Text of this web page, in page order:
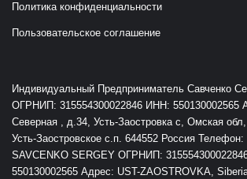
Политика конфиденциальности
Пользовательское соглашение
Индивидуальный Предприниматель Савченко
ОГРНИП: 315554300022846 ИНН: 550130002565
Северная , д.34, Усть-Заостровка с, Омская
Усть-Заостровское с.п. 644552 Россия Телефон:
SAVCENKO SERGEY ОГРНИП:
550130002565 Адрес: UST-ZAOSTROVKA,